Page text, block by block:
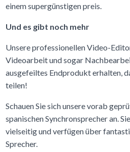
einem supergünstigen preis.
Und es gibt noch mehr
Unsere professionellen Video-
Videoarbeit und sogar
ausgefeiltes Endprodukt erhalten,
teilen!
Schauen Sie sich unsere vorab
spanischen Synchronsprecher an.
vielseitig und verfügen über
Sprecher.